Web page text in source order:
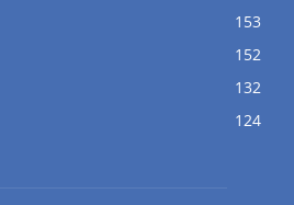
153
152
132
124